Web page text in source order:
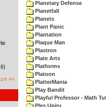
»»
Planetary Defense
Planetfall
Planets
Plant Panic
Plantation
Plaque Man
Plastron
Plate Arts
Platforms
Platoon
PlatterMania
Play Bandit
Playful Professor - Math
Ples Upiru